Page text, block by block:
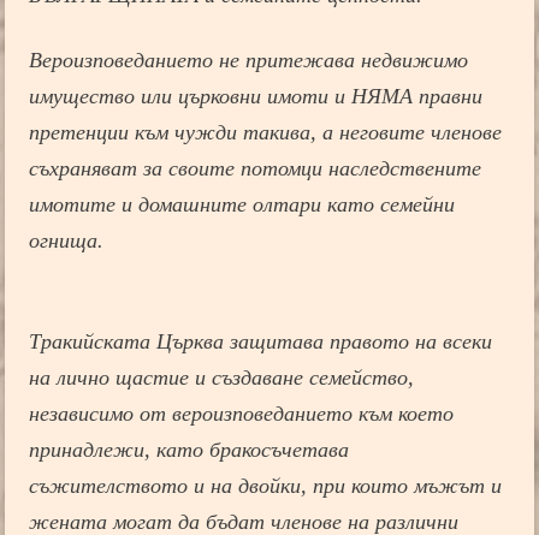
Вероизповеданието не притежава недвижимо
имущество или църковни имоти и НЯМА правни
претенции към чужди такива, а неговите членове
съхраняват за своите потомци наследствените
имотите и домашните олтари като семейни
огнища.
Тракийската Църква защитава правото на всеки
на лично щастие и създаване семейство,
независимо от вероизповеданието към което
принадлежи, като бракосъчетава
съжителството и на двойки, при които мъжът и
жената могат да бъдат членове на различни